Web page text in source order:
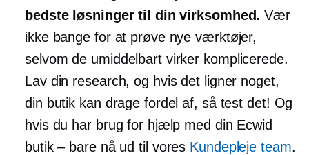
bedste løsninger til din virksomhed. Vær
ikke bange for at prøve nye værktøjer,
selvom de umiddelbart virker komplicerede.
Lav din research, og hvis det ligner noget,
din butik kan drage fordel af, så test det! Og
hvis du har brug for hjælp med din Ecwid
butik – barenå ud til vores Kundepleje team.